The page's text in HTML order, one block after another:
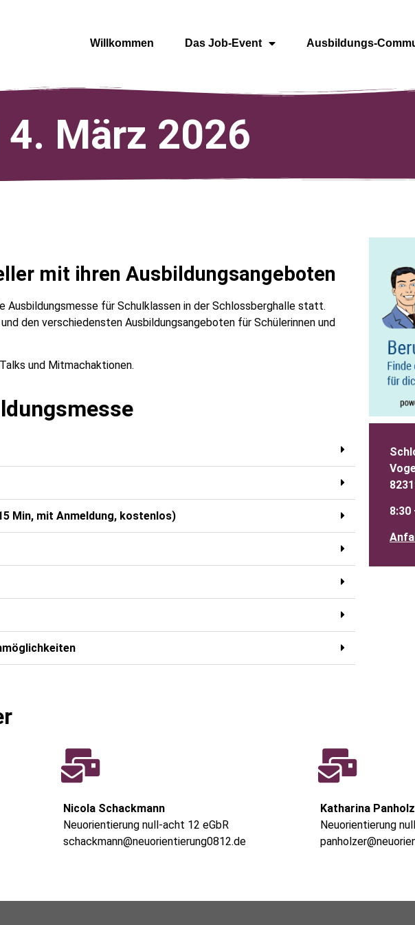
Willkommen Das Job-Event Ausbildungs-
März 2026
mit ihren Ausbildungsangeboten
Ausbildungsmesse für Schulklassen in der Schlossberghalle statt.
den verschiedensten Ausbildungsangeboten für Schülerinnen und
und Mitmachaktionen.
Min, mit Anmeldung, kostenlos) 8:30
Nicola Schackmann
Neuorientierung null-acht 12 eGbR
schackmann@neuorientierung0812.de
Katharina
Neuorientierung